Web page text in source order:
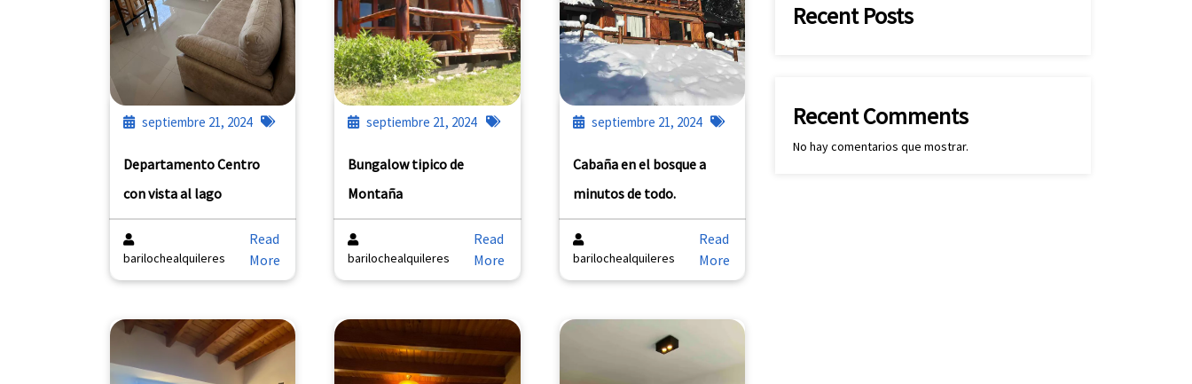
septiembre 21, 2024
Departamento Centro
con vista al lago
barilochealquileres
Read
More
septiembre 21, 2024
Bungalow tipico de
Montaña
barilochealquileres
Read
More
septiembre 21, 2024
Cabaña en el bosque a
minutos de todo.
barilochealquileres
Read
More
Recent Posts
Recent Comments
No hay comentarios que mostrar.